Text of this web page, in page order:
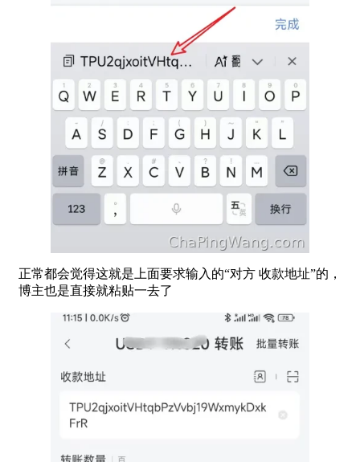
正常都会觉得这就是上面要求输入的“对方 收款地址”的，
博主也是直接就粘贴一去了